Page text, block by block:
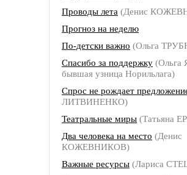
Проводы лета (Денис
Прогноз на неделю
По-детски важно (Ольга
Спасибо за поддержку
бывшая узница Норильлага)
Спрос не рождает
ЛИТВИНЕНКО)
Театральные миры (Татьяна
Два человека на место (Денис
КОЖЕВНИКОВ)
Важные ресурсы (Лариса